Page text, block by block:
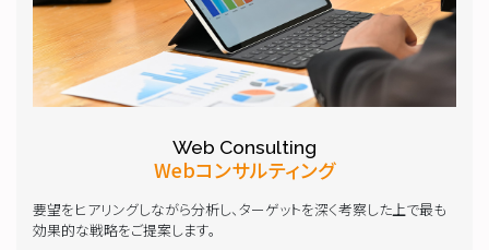
Web Consulting
Webコンサルティング
要望をヒアリングしながら分析し、ターゲットを深く考察した上で最も
効果的な戦略をご提案します。